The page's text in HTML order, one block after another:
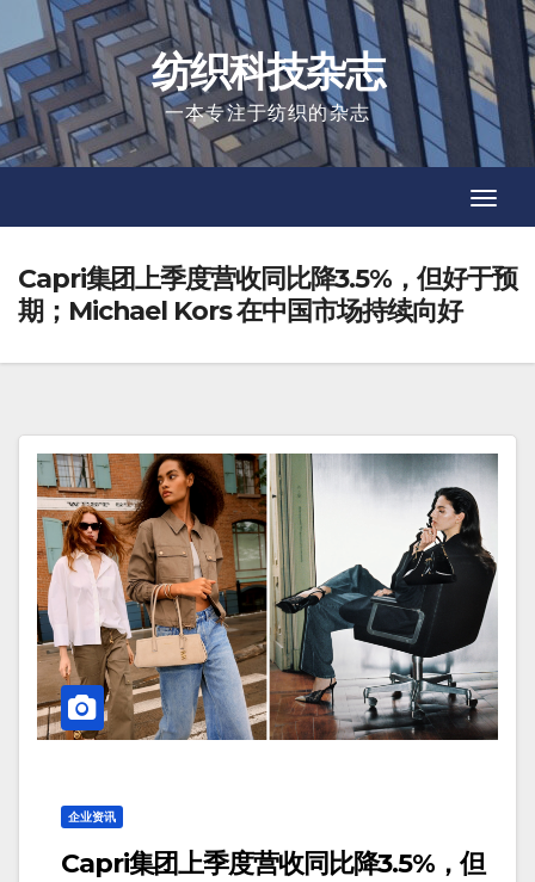
to
content
纺织科技杂志
一本专注于纺织的杂志
Capri集团上季度营收同比降3.5%，但好于预
期；Michael Kors 在中国市场持续向好
企业资讯
Capri集团上季度营收同比降3.5%，但